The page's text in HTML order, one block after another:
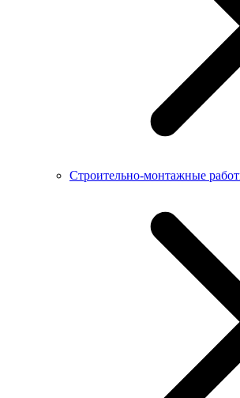
Строительно-монтажные